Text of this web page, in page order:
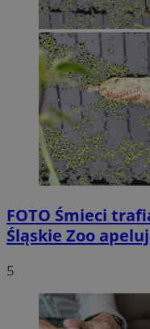
FOTO Śmieci
Śląskie Zoo
5